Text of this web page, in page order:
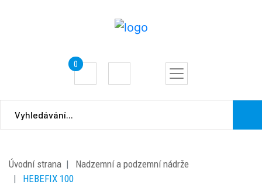
0
Úvodní strana
Nadzemní a podzemní nádrže
HEBEFIX 100